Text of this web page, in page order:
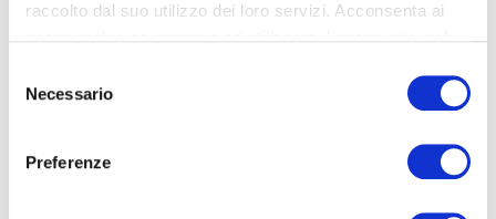
raccolto dal suo utilizzo dei loro servizi. Acconsenta ai
delNecessario
Preferenze